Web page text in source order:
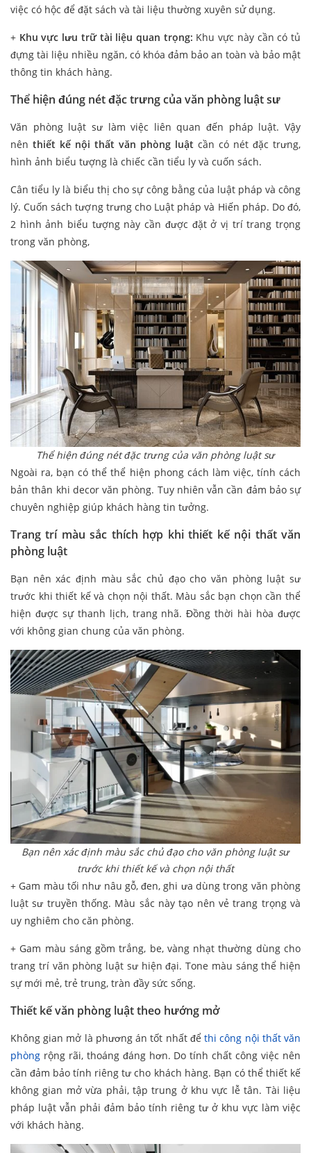
việc có hộc để đặt sách và tài liệu thường xuyên sử dụng.
+ Khu vực lưu trữ tài liệu quan trọng: Khu vực này cần có tủ
đựng tài liệu nhiều ngăn, có khóa đảm bảo an toàn và bảo mật
thông tin khách hàng.
Thể hiện đúng nét đặc trưng của văn phòng luật sư
Văn phòng luật sư làm việc liên quan đến pháp luật. Vậy
nên thiết kế nội thất văn phòng luật cần có nét đặc trưng,
hình ảnh biểu tượng là chiếc cần tiểu ly và cuốn sách.
Cân tiểu ly là biểu thị cho sự công bằng của luật pháp và công
lý. Cuốn sách tượng trưng cho Luật pháp và Hiến pháp. Do đó,
2 hình ảnh biểu tượng này cần được đặt ở vị trí trang trọng
trong văn phòng,
Thể hiện đúng nét đặc trưng của văn phòng luật sư
Ngoài ra, bạn có thể thể hiện phong cách làm việc, tính cách
bản thân khi decor văn phòng. Tuy nhiên vẫn cần đảm bảo sự
chuyên nghiệp giúp khách hàng tin tưởng.
Trang trí màu sắc thích hợp khi thiết kế nội thất văn
phòng luật
Bạn nên xác định màu sắc chủ đạo cho văn phòng luật sư
trước khi thiết kế và chọn nội thất. Màu sắc bạn chọn cần thể
hiện được sự thanh lịch, trang nhã. Đồng thời hài hòa được
với không gian chung của văn phòng.
Bạn nên xác định màu sắc chủ đạo cho văn phòng luật sư
trước khi thiết kế và chọn nội thất
+ Gam màu tối như nâu gỗ, đen, ghi ưa dùng trong văn phòng
luật sư truyền thống. Màu sắc này tạo nên vẻ trang trọng và
uy nghiêm cho căn phòng.
+ Gam màu sáng gồm trắng, be, vàng nhạt thường dùng cho
trang trí văn phòng luật sư hiện đại. Tone màu sáng thể hiện
sự mới mẻ, trẻ trung, tràn đầy sức sống.
Thiết kế văn phòng luật theo hướng mở
Không gian mở là phương án tốt nhất đểthi công nội thất văn
phòng rộng rãi, thoáng đáng hơn. Do tính chất công việc nên
cần đảm bảo tính riêng tư cho khách hàng. Bạn có thể thiết kế
không gian mở vừa phải, tập trung ở khu vực lễ tân. Tài liệu
pháp luật vẫn phải đảm bảo tính riêng tư ở khu vực làm việc
với khách hàng.